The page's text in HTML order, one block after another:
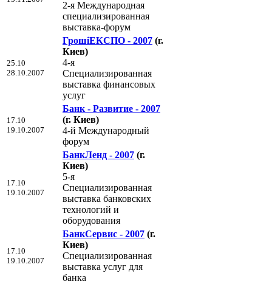
2-я Международная
специализированная
выставка-форум
25.10
28.10.2007
ГрошiЕКСПО - 2007 (г.
Киев)
4-я
Специализированная
выставка финансовых
услуг
17.10
19.10.2007
Банк - Развитие - 2007
(г. Киев)
4-й Международный
форум
17.10
19.10.2007
БанкЛенд - 2007 (г.
Киев)
5-я
Специализированная
выставка банковских
технологий и
оборудования
17.10
19.10.2007
БанкСервис - 2007 (г.
Киев)
Специализированная
выставка услуг для
банка